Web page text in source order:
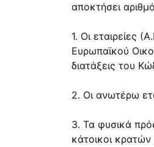
αποκτήσει
1. Οι εταιρείες
Ευρωπαϊκού
διατάξεις του
2. Οι ανωτέρω
3. Τα φυσικά
κάτοικοι